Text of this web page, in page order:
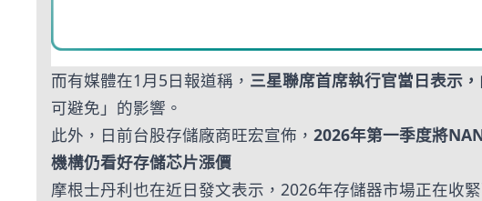
而有媒體在1月5日報道稱， 三星聯席首席執行官當日表示
可避免」的影響。
此外，日前台股存儲廠商旺宏宣佈， 2026年第一季度將
機構仍看好存儲芯片漲價
摩根士丹利也在近日發文表示，2026年存儲器市場正在收